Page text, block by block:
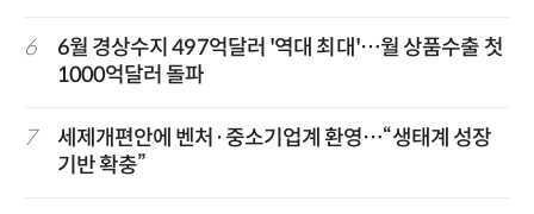
6
6월 경상수지 497억달러 '역대 최대'…월 상품수출 첫
1000억달러 돌파
7
세제개편안에 벤처·중소기업계 환영…“생태계 성장
기반 확충”